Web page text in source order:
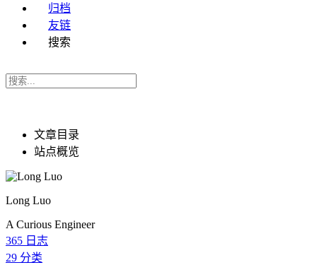
归档
友链
搜索
文章目录
站点概览
Long Luo
A Curious Engineer
365 日志
29 分类